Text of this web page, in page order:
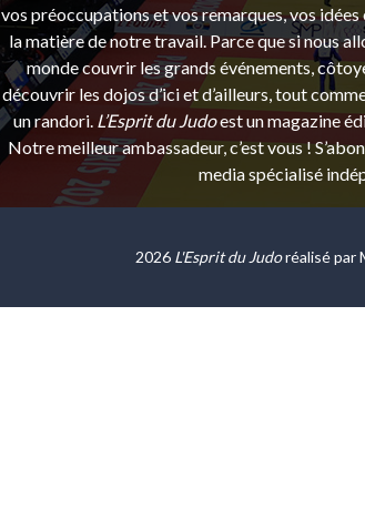
vos préoccupations et vos remarques, vos
la matière de notre travail. Parce que si nous
monde couvrir les grands événements,
découvrir les dojos d’ici et d’ailleurs, tout
un randori. L’Esprit du Judoest un magazine
Notre meilleur ambassadeur, c’est vous !
media spécialisé
2026 L'Esprit du Judoréalisé par